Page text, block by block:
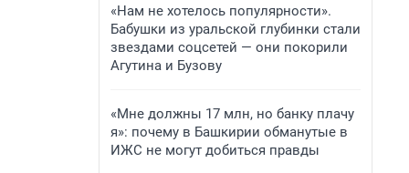
«Нам не хотелось популярности».
Бабушки из уральской глубинки стали
звездами соцсетей — они покорили
Агутина и Бузову
«Мне должны 17 млн, но банку плачу
я»: почему в Башкирии обманутые в
ИЖС не могут добиться правды